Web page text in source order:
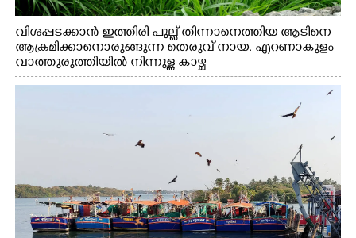
വിശപ്പടക്കാൻ ഇത്തിരി പുല്ല് തിന്നാനെത്തിയ ആടിനെ
ആക്രമിക്കാനൊരുങ്ങുന്ന തെരുവ് നായ. എറണാകുളം
വാത്തുരുത്തിയിൽ നിന്നുള്ള കാഴ്ച